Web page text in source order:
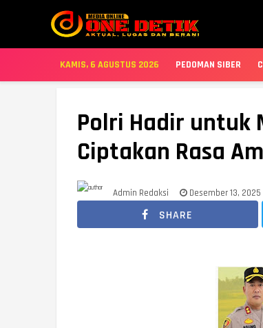
KAMIS, 6 AGUSTUS 2026 PEDOMAN SIBER
Polri Hadir untuk
Ciptakan Rasa
Admin Redaksi Desember 13, 2025
SHARE